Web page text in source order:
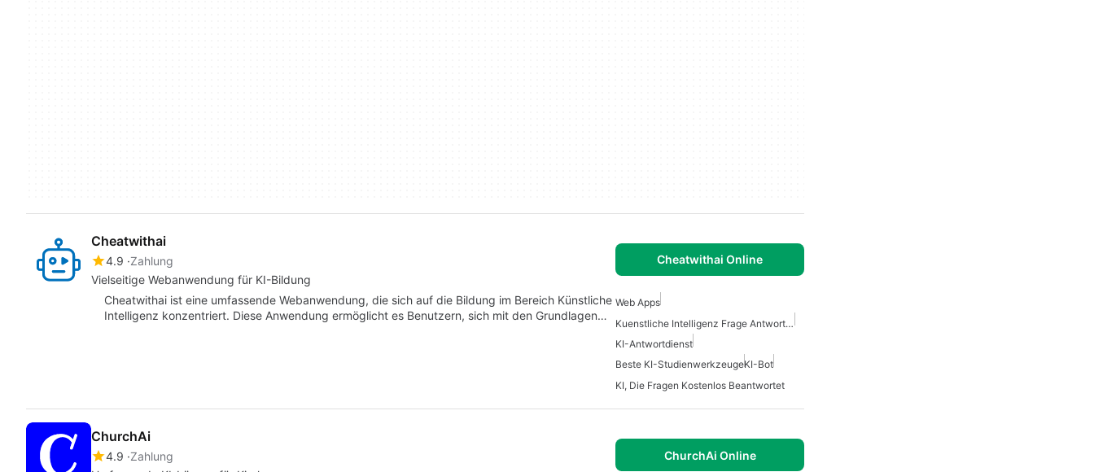
Cheatwithai
4.9 Zahlung
Vielseitige Webanwendung für KI-Bildung
Cheatwithai Online
Cheatwithai ist eine umfassende Webanwendung, die sich auf die Bildung im Bereich Künstliche
Intelligenz konzentriert. Diese Anwendung ermöglicht es Benutzern, sich mit den Grundlagen…
Web Apps
Kuenstliche Intelligenz Frage Antwort Apps
KI-Antwortdienst
Beste KI-StudienwerkzeugeKI-Bot
KI, Die Fragen Kostenlos Beantwortet
ChurchAi
4.9 Zahlung
ChurchAi Online